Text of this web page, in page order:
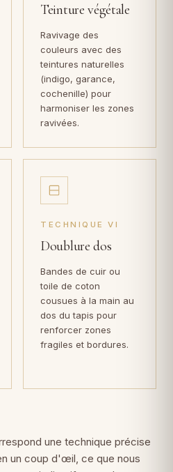
Teinture végétale
Ravivage des
couleurs avec des
teintures naturelles
(indigo, garance,
cochenille) pour
harmoniser les zones
ravivées.
TECHNIQUE VI
Doublure dos
Bandes de cuir ou
toile de coton
cousues à la main au
dos du tapis pour
renforcer zones
fragiles et bordures.
une technique précise
un coup d'œil, ce que nous